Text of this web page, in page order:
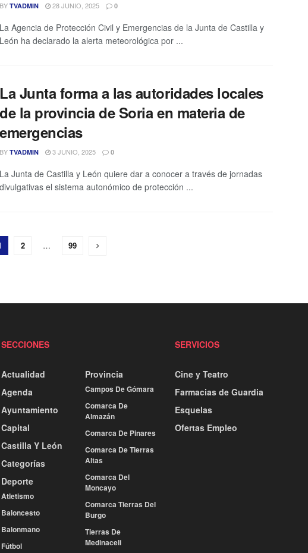
BY TVADMIN 28 JUNIO, 2025 0
La Agencia de Protección Civil y Emergencias de la Junta de Castilla y
León ha declarado la alerta meteorológica por ...
La Junta forma a las autoridades locales
de la provincia de Soria en materia de
emergencias
BY TVADMIN 3 JUNIO, 2025 0
La Junta de Castilla y León quiere dar a conocer a través de jornadas
divulgativas el sistema autonómico de protección ...
2 … 99
SECCIONES
Actualidad
Agenda
Ayuntamiento
Capital
Castilla Y León
Categorías
Deporte
Atletismo
Baloncesto
Balonmano
Fútbol
Provincia
Campos De Gómara
Comarca De
Almazán
Comarca De Pinares
Comarca De Tierras
Altas
Comarca Del
Moncayo
Comarca Tierras Del
Burgo
Tierras De
Medinaceli
SERVICIOS
Cine y Teatro
Farmacias de Guardia
Esquelas
Ofertas Empleo